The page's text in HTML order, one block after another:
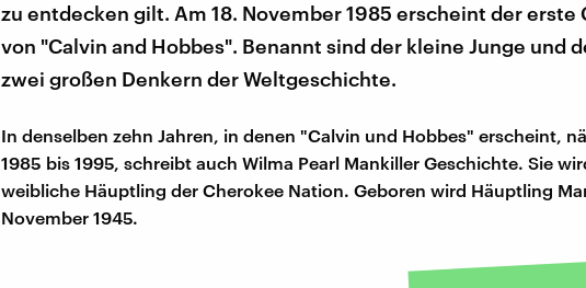
zu entdecken gilt. Am 18. November 1985 erscheint der erste
von "Calvin and Hobbes". Benannt sind der kleine Junge und
zwei großen Denkern der Weltgeschichte.
In denselben zehn Jahren, in denen "Calvin und Hobbes" erscheint,
1985 bis 1995, schreibt auch Wilma Pearl Mankiller Geschichte. Sie
weibliche Häuptling der Cherokee Nation. Geboren wird Häuptling
November 1945.